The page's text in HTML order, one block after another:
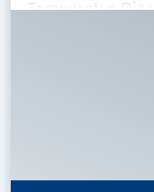
Temperatur. Die
können beliebig
Der farbige